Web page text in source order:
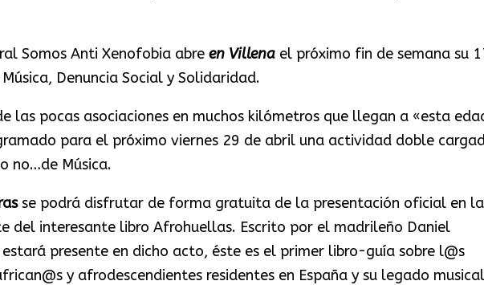
Somos Anti Xenofobia abre en Villenael próximo fin de semana su
Denuncia Social y Solidaridad.
las pocas asociaciones en muchos kilómetros que llegan a «esta
para el próximo viernes 29 de abril una actividad doble
no…de Música.
se podrá disfrutar de forma gratuita de la presentación oficial en la
del interesante libro Afrohuellas. Escrito por el madrileño Daniel
estará presente en dicho acto, éste es el primer libro-guía sobre l@s
y afrodescendientes residentes en España y su legado